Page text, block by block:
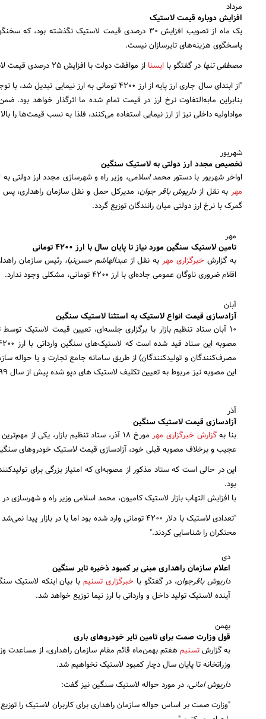
مرداد
افزایش دوباره قیمت لاستیک
یک ماه از تصویب افزایش ۳۰ درصدی قیمت لاستیک
پاسخگوی هزینه‌های تایرسازان نیست.
مصطفی تنها در گفتگو با ایسنا از موافقت دولت با افزایش ۲۵ درصدی قیمت‌ لاستیک خبر داد و گفت:
بنابراین مابه‌التفاوت نرخ ارز در قیمت تمام شده ما اثرگذار خواهد بود.
مواداولیه داخلی نیز از ارز نیمایی استفاده می‌کنند، فلذا به نسب قیمت‌ها را
شهریور
تخصیص مجدد ارز دولتی به لاستیک سنگین
اواخر شهریور با دستورمحمد اسلامی، وزیر راه و شهرسازی مجدد ارز
مهربه نقل ازداریوش باقر جوان
گمرک با نرخ ارز دولتی میان رانندگان توزیع گردد.
مهر
تامین لاستیک سنگین مورد نیاز تا پایان سال با ارز ۴۲۰۰ تومانی
به گزارش خبرگزاری مهربه نقل ازعبدالهاشم حسن‌نیا، رئیس سازمان
اقلام ضروری ناوگان عمومی جاده‌ای با ارز ۴۲۰۰ تومانی، مشکلی وجود ندارد.
آبان
آزادسازی قیمت انواع لاستیک به استثنا لاستیک سنگین
۱۰ آبان ستاد تنظیم بازار با برگزاری جلسه‌ای، تعیین قیمت‌ لاستیک توسط تولیدکنندگان را تصویب کرد. بنا به گزارش
مصرف‌کنندگان و تولیدکنندگان) از طریق سامانه جامع تجارت و یا
این مصوبه نیز مربوط به تعیین تکلیف لاستیک های دپو شده پیش از سال ۹۹ است.
آذر
آزادسازی قیمت لاستیک سنگین
بنا بهگزارش خبرگزاری مهر
مورخ ۱۸ آذر، ستاد تنظیم بازار، یکی
عجیب و برخلاف مصوبه قبلی خود، آزادسازی قیمت لاستیک خودروهای
این در حالی است که ستاد مذکور از مصوبه‌ای که امتیاز بزرگی برای
بود.
با افزایش التهاب بازار لاستیک کامیون، محمد اسلامی وزیر راه و شهرسازی
"تعدادی لاستیک با دلار ۴۲۰۰ تومانی وارد شده بود اما
محتکران را شناسایی کردند."
دی
اعلام سازمان راهداری مبنی بر کمبود ذخیره تایر سنگین
داریوش باقرجوان، در گفتگو با خبرگزاری تسنیم با بیان اینکه لاستیک
آینده لاستیک تولید داخل و وارداتی با ارز نیما توزیع خواهد شد.
بهمن
قول وزارت صمت برای تامین تایر خودروهای باری
به گزارشتسنیم هفتم بهمن‌ماه قائم مقام سازمان راهداری، از مساعدت
وزراتخانه تا پایان سال دچار کمبود لاستیک نخواهیم شد.
داریوش امانی، در مورد حواله لاستیک سنگین نیز گفت:
"وزارت صمت بر اساس حواله سازمان راهداری برای کاربران لاستیک را